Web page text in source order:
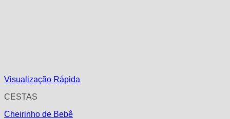
Visualização Rápida
CESTAS
Cheirinho de Bebê